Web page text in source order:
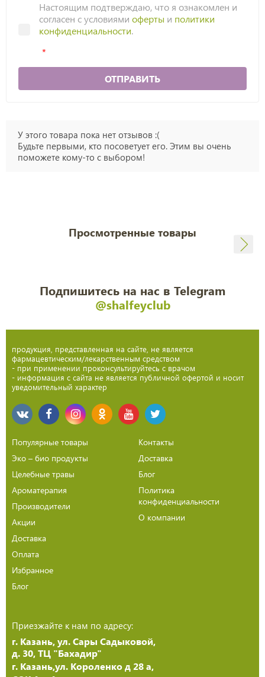
Настоящим подтверждаю, что я ознакомлен и
согласен с условиями оферты и политики
конфиденциальности.
ОТПРАВИТЬ
У этого товара пока нет отзывов :(
Будьте первыми, кто посоветует его. Этим вы очень
поможете кому-то с выбором!
Просмотренные товары
Подпишитесь на нас в Telegram
@shalfeyclub
продукция, представленная на сайте, не является
фармацевтическим/лекарственным средством
- при применении проконсультируйтесь с врачом
- информация с сайта не является публичной офертой и носит
уведомительный характер
Популярные товары
Эко – био продукты
Целебные травы
Ароматерапия
Производители
Акции
Доставка
Оплата
Избранное
Блог
Контакты
Доставка
Блог
Политика
конфиденциальности
О компании
Приезжайте к нам по адресу:
г. Казань, ул. Сары Садыковой,
д. 30, ТЦ "Бахадир"
г. Казань,ул. Короленко д 28 а,